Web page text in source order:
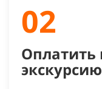
02
экскурсию